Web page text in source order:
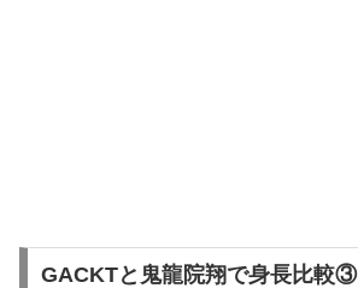
GACKTと鬼龍院翔で身長比較③